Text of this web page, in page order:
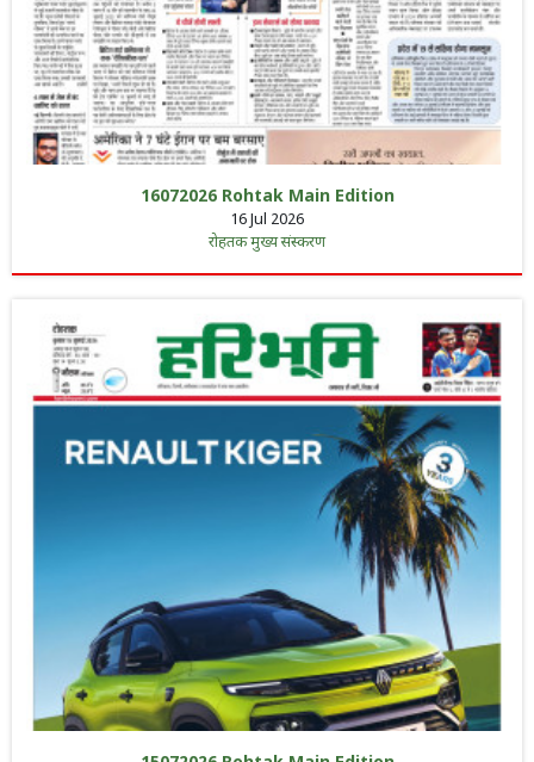
16072026 Rohtak Main Edition
16 Jul 2026
रोहतक मुख्य संस्करण